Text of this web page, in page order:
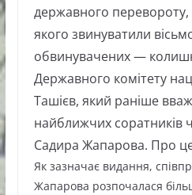
державного перевороту,
якого звинуватили
обвинувачених —
Державного комітету
Ташієв, який раніше
найближчих соратників
Садира Жапарова. Про
Як зазначає видання,
Жапарова розпочалася